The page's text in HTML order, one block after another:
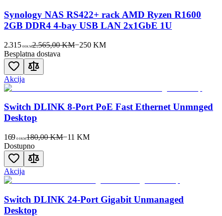
Synology NAS RS422+ rack AMD Ryzen R1600
2GB DDR4 4-bay USB LAN 2x1GbE 1U
2.315 00KM2.565,00 KM−250KM
Besplatna dostava
Akcija
Switch DLINK 8-Port PoE Fast Ethernet Unmnged
Desktop
169 00KM180,00 KM−11 KM
Dostupno
Akcija
Switch DLINK 24-Port Gigabit Unmanaged
Desktop